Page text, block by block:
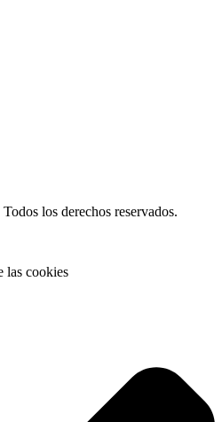
los derechos reservados.
las cookies